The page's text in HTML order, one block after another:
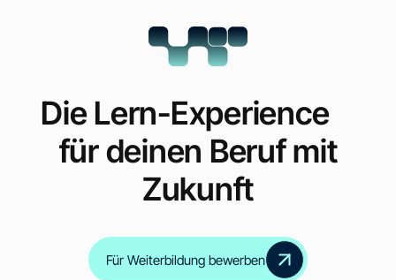
Die Lern-Experience
für deinen Beruf mit
Zukunft
Für Weiterbildung bewerben